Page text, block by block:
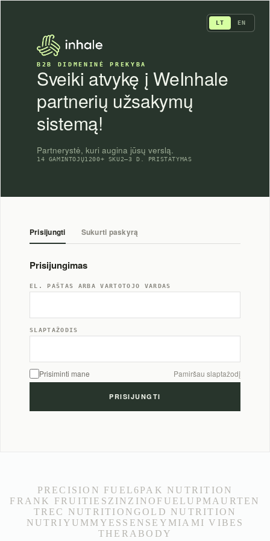
LT EN
B2B DIDMENINĖ PREKYBA
Sveiki atvykę į WeInhale
partnerių užsakymų
sistemą!
Partnerystė, kuri augina jūsų verslą.
14 GAMINTOJŲ1200+ SKU2–3 D. PRISTATYMAS
Prisijungti Sukurti paskyrą
Prisijungimas
EL. PAŠTAS ARBA VARTOTOJO VARDAS
SLAPTAŽODIS
Prisiminti mane Pamiršau slaptažodį
PRECISION FUEL 6PAK NUTRITION
FRANK FRUITIES ZINZINO FUELUP MAURTEN
TREC NUTRITIONGOLD NUTRITION
NUTRIYUMMY ESSENSEY MIAMI VIBES
THERABODY